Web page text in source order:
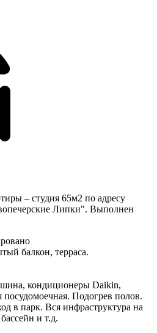
– студия 65м2 по адресу
Липки". Выполнен
балкон, терраса.
кондиционеры Daikin,
посудомоечная. Подогрев полов.
в парк. Вся инфраструктура на
и т.д.